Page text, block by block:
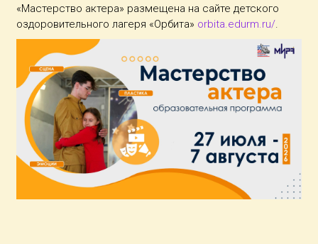
«Мастерство актера» размещена на сайте детского
оздоровительного лагеря «Орбита» orbita.edurm.ru/.